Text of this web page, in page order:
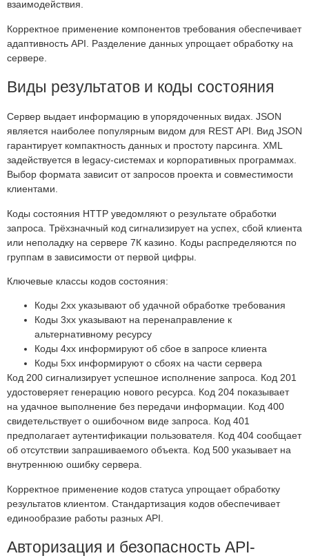
взаимодействия.
Корректное применение компонентов требования обеспечивает
адаптивность API. Разделение данных упрощает обработку на
сервере.
Виды результатов и коды состояния
Сервер выдает информацию в упорядоченных видах. JSON
является наиболее популярным видом для REST API. Вид JSON
гарантирует компактность данных и простоту парсинга. XML
задействуется в legacy-системах и корпоративных программах.
Выбор формата зависит от запросов проекта и совместимости
клиентами.
Коды состояния HTTP уведомляют о результате обработки
запроса. Трёхзначный код сигнализирует на успех, сбой клиента
или неполадку на сервере 7К казино. Коды распределяются по
группам в зависимости от первой цифры.
Ключевые классы кодов состояния:
Коды 2xx указывают об удачной обработке требования
Коды 3xx указывают на перенаправление к
альтернативному ресурсу
Коды 4xx информируют об сбое в запросе клиента
Коды 5xx информируют о сбоях на части сервера
Код 200 сигнализирует успешное исполнение запроса. Код 201
удостоверяет генерацию нового ресурса. Код 204 показывает
на удачное выполнение без передачи информации. Код 400
свидетельствует о ошибочном виде запроса. Код 401
предполагает аутентификации пользователя. Код 404 сообщает
об отсутствии запрашиваемого объекта. Код 500 указывает на
внутреннюю ошибку сервера.
Корректное применение кодов статуса упрощает обработку
результатов клиентом. Стандартизация кодов обеспечивает
единообразие работы разных API.
Авторизация и безопасность API-